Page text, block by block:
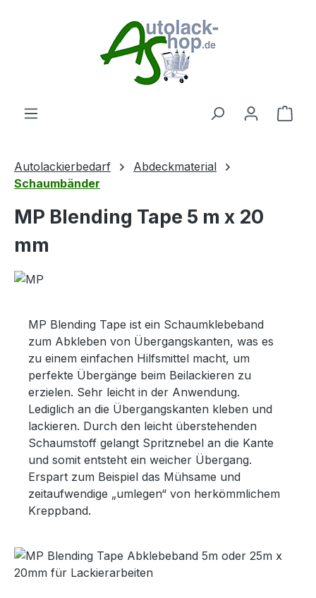
Autolackierbedarf
Abdeckmaterial
Schaumbänder
MP Blending Tape 5 m x 20
mm
MP Blending Tape ist ein Schaumklebeband
zum Abkleben von Übergangskanten, was es
zu einem einfachen Hilfsmittel macht, um
perfekte Übergänge beim Beilackieren zu
erzielen. Sehr leicht in der Anwendung.
Lediglich an die Übergangskanten kleben und
lackieren. Durch den leicht überstehenden
Schaumstoff gelangt Spritznebel an die Kante
und somit entsteht ein weicher Übergang.
Erspart zum Beispiel das Mühsame und
zeitaufwendige „umlegen“ von herkömmlichem
Kreppband.
Bildergalerie überspringen